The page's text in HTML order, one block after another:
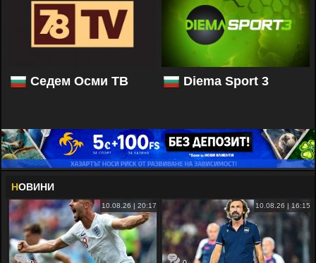
Седем Осми ТВ Diema Sport 3
НОВИНИ
10.08.26 | 20:17 10.08.26 | 16:15